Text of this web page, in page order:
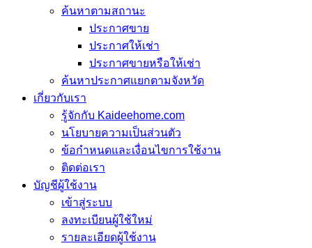
ค้นหาตามสถานะ
ประกาศขาย
ประกาศให้เช่า
ประกาศขายหรือให้เช่า
ค้นหาประกาศแยกตามจังหวัด
เกี่ยวกับเรา
รู้จักกับ Kaideehome.com
นโยบายความเป็นส่วนตัว
ข้อกำหนดและเงื่อนไขการใช้งาน
ติดต่อเรา
บัญชีผู้ใช้งาน
เข้าสู่ระบบ
ลงทะเบียนผู้ใช้ใหม่
รายละเอียดผู้ใช้งาน